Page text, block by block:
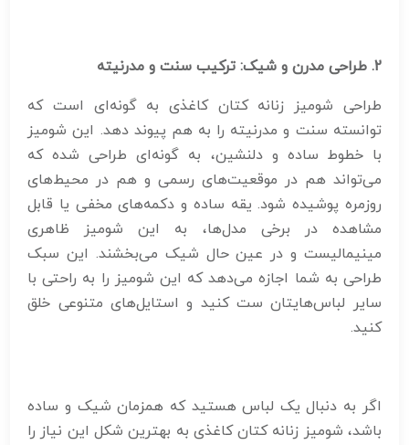
2. طراحی مدرن و شیک: ترکیب سنت و مدرنیته
طراحی شومیز زنانه کتان کاغذی به گونه‌ای است که
توانسته سنت و مدرنیته را به هم پیوند دهد. این شومیز
با خطوط ساده و دلنشین، به گونه‌ای طراحی شده که
می‌تواند هم در موقعیت‌های رسمی و هم در محیط‌های
روزمره پوشیده شود. یقه ساده و دکمه‌های مخفی یا قابل
مشاهده در برخی مدل‌ها، به این شومیز ظاهری
مینیمالیست و در عین حال شیک می‌بخشند. این سبک
طراحی به شما اجازه می‌دهد که این شومیز را به راحتی با
سایر لباس‌هایتان ست کنید و استایل‌های متنوعی خلق
کنید.
اگر به دنبال یک لباس هستید که همزمان شیک و ساده
باشد، شومیز زنانه کتان کاغذی به بهترین شکل این نیاز را